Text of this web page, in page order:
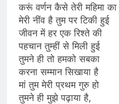
करूं वर्णन कैसे तेरी महिमा का
मेरी नींव है तुम पर टिकी हुई
जीवन में हर एक रिश्ते की
पहचान तुम्हीं से मिली हुई
तुमने ही तो हमको सबका
करना सम्मान सिखाया है
मां तुम मेरी प्रथम गुरु हो
तुमने ही मुझे पढ़ाया है,